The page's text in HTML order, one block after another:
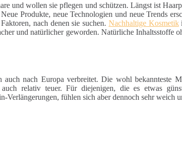
und wollen sie pflegen und schützen. Längst ist
Produkte, neue Technologien und neue Trends
nach denen sie suchen. Nachhaltige Kosmetik
und natürlicher geworden. Natürliche Inhaltsstoffe
nach Europa verbreitet. Die wohl bekannteste
relativ teuer. Für diejenigen, die es etwas
fühlen sich aber dennoch sehr weich